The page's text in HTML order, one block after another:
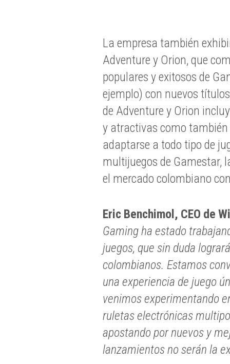
La empresa también
Adventure y Orion, que
populares y exitosos de
ejemplo) con nuevos
de Adventure y Orion
y atractivas como
adaptarse a todo tipo de
multijuegos de Gamestar,
el mercado colombiano
Eric Benchimol, CEO de
Gaming ha estado
juegos, que sin duda
colombianos. Estamos
una experiencia de juego
venimos experimentando
ruletas electrónicas
apostando por nuevos y
lanzamientos no serán la